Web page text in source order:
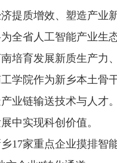
提质增效、塑造产业
全省人工智能产业生
培育发展新质生产力
院作为新乡本土骨
业链输送技术与人才
中实现科创价值。
家重点企业摸排智